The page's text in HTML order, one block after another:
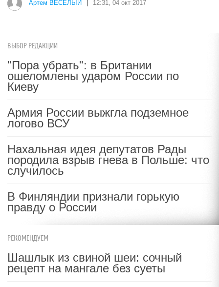
Артем ВЕСЕЛЫЙ 12:31, 04 окт 2017
ВЫБОР РЕДАКЦИИ
"Пора убрать": в Британии
ошеломлены ударом России по
Киеву
Армия России выжгла подземное
логово ВСУ
Нахальная идея депутатов Рады
породила взрыв гнева в Польше: что
случилось
В Финляндии признали горькую
правду о России
РЕКОМЕНДУЕМ
Шашлык из свиной шеи: сочный
рецепт на мангале без суеты